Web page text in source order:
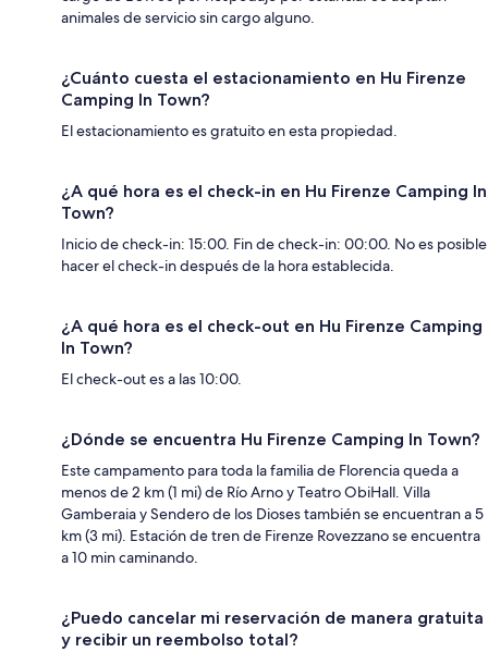
animales de servicio sin cargo alguno.
¿Cuánto cuesta el estacionamiento en Hu Firenze
Camping In Town?
El estacionamiento es gratuito en esta propiedad.
¿A qué hora es el check-in en Hu Firenze Camping In
Town?
Inicio de check-in: 15:00. Fin de check-in: 00:00. No es posible
hacer el check-in después de la hora establecida.
¿A qué hora es el check-out en Hu Firenze Camping
In Town?
El check-out es a las 10:00.
¿Dónde se encuentra Hu Firenze Camping In Town?
Este campamento para toda la familia de Florencia queda a
menos de 2 km (1 mi) de Río Arno y Teatro ObiHall. Villa
Gamberaia y Sendero de los Dioses también se encuentran a 5
km (3 mi). Estación de tren de Firenze Rovezzano se encuentra
a 10 min caminando.
¿Puedo cancelar mi reservación de manera gratuita
y recibir un reembolso total?